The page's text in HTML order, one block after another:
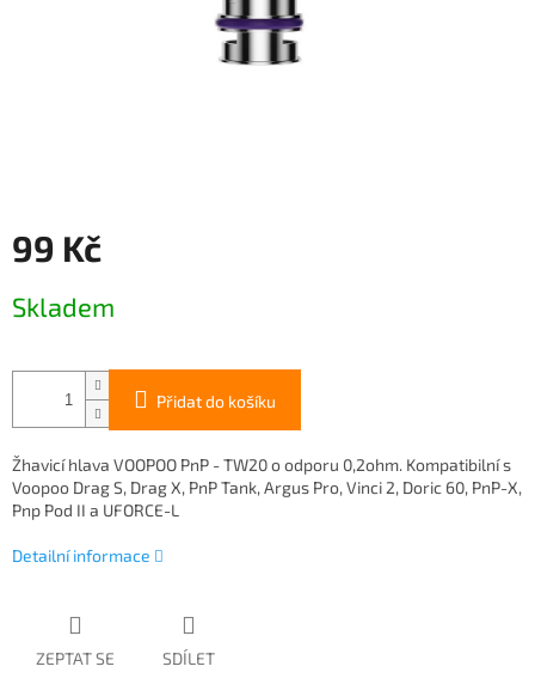
99 Kč
cena:
Skladem
Přidat do košíku
Žhavicí hlava VOOPOO PnP - TW20 o odporu 0,2ohm. Kompatibilní s
Voopoo Drag S, Drag X, PnP Tank, Argus Pro, Vinci 2, Doric 60, PnP-X,
Pnp Pod II a UFORCE-L
Detailní informace
ZEPTAT SE SDÍLET